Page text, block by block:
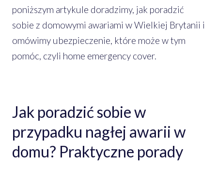
poniższym artykule doradzimy, jak poradzić
sobie z domowymi awariami w Wielkiej Brytanii i
omówimy ubezpieczenie, które może w tym
pomóc, czyli home emergency cover.
Jak poradzić sobie w
przypadku nagłej awarii w
domu? Praktyczne porady